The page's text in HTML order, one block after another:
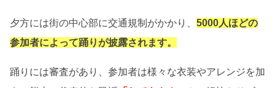
夕方には街の中心部に交通規制がかかり、 5000人ほどの
参加者によって踊りが披露されます。
踊りには審査があり、参加者は様々な衣装やアレンジを加